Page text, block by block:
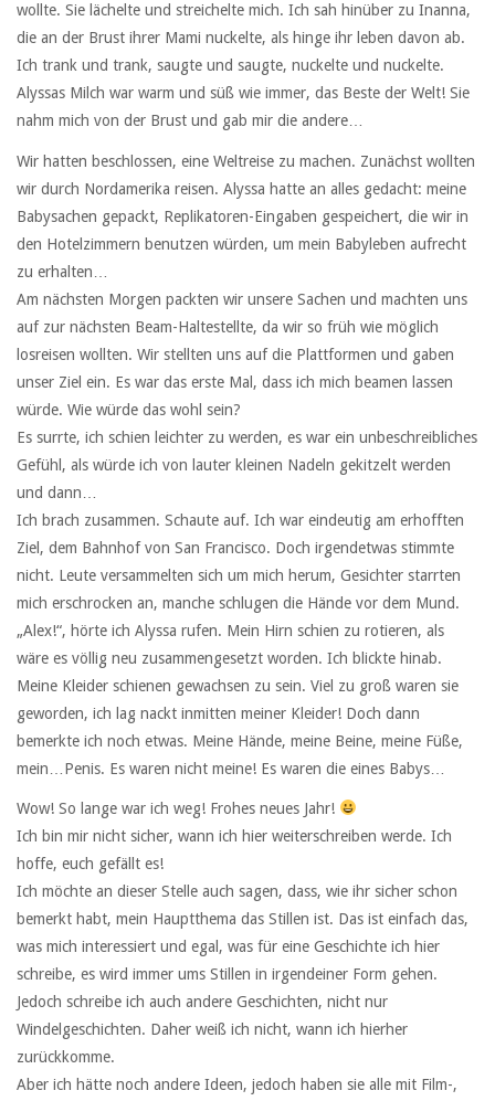
wollte. Sie lächelte und streichelte mich. Ich sah hinüber zu Inanna,
die an der Brust ihrer Mami nuckelte, als hinge ihr leben davon ab.
Ich trank und trank, saugte und saugte, nuckelte und nuckelte.
Alyssas Milch war warm und süß wie immer, das Beste der Welt! Sie
nahm mich von der Brust und gab mir die andere…
Wir hatten beschlossen, eine Weltreise zu machen. Zunächst wollten
wir durch Nordamerika reisen. Alyssa hatte an alles gedacht: meine
Babysachen gepackt, Replikatoren-Eingaben gespeichert, die wir in
den Hotelzimmern benutzen würden, um mein Babyleben aufrecht
zu erhalten…
Am nächsten Morgen packten wir unsere Sachen und machten uns
auf zur nächsten Beam-Haltestellte, da wir so früh wie möglich
losreisen wollten. Wir stellten uns auf die Plattformen und gaben
unser Ziel ein. Es war das erste Mal, dass ich mich beamen lassen
würde. Wie würde das wohl sein?
Es surrte, ich schien leichter zu werden, es war ein unbeschreibliches
Gefühl, als würde ich von lauter kleinen Nadeln gekitzelt werden
und dann…
Ich brach zusammen. Schaute auf. Ich war eindeutig am erhofften
Ziel, dem Bahnhof von San Francisco. Doch irgendetwas stimmte
nicht. Leute versammelten sich um mich herum, Gesichter starrten
mich erschrocken an, manche schlugen die Hände vor dem Mund.
„Alex!“, hörte ich Alyssa rufen. Mein Hirn schien zu rotieren, als
wäre es völlig neu zusammengesetzt worden. Ich blickte hinab.
Meine Kleider schienen gewachsen zu sein. Viel zu groß waren sie
geworden, ich lag nackt inmitten meiner Kleider! Doch dann
bemerkte ich noch etwas. Meine Hände, meine Beine, meine Füße,
mein…Penis. Es waren nicht meine! Es waren die eines Babys…
Wow! So lange war ich weg! Frohes neues Jahr!
Ich bin mir nicht sicher, wann ich hier weiterschreiben werde. Ich
hoffe, euch gefällt es!
Ich möchte an dieser Stelle auch sagen, dass, wie ihr sicher schon
bemerkt habt, mein Hauptthema das Stillen ist. Das ist einfach das,
was mich interessiert und egal, was für eine Geschichte ich hier
schreibe, es wird immer ums Stillen in irgendeiner Form gehen.
Jedoch schreibe ich auch andere Geschichten, nicht nur
Windelgeschichten. Daher weiß ich nicht, wann ich hierher
zurückkomme.
Aber ich hätte noch andere Ideen, jedoch haben sie alle mit Film-,